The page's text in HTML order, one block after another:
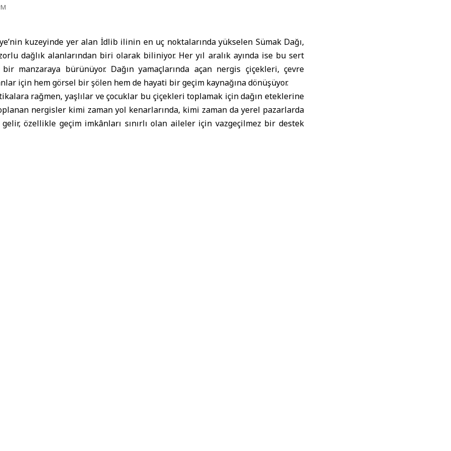
kuzeyinde yer alan İdlib ilinin en uç noktalarında yükselen Sümak Dağı,
dağlık alanlarından biri olarak biliniyor. Her yıl aralık ayında ise bu sert
manzaraya bürünüyor. Dağın yamaçlarında açan nergis çiçekleri, çevre
için hem görsel bir şölen hem de hayati bir geçim kaynağına dönüşüyor.
rağmen, yaşlılar ve çocuklar bu çiçekleri toplamak için dağın eteklerine
nergisler kimi zaman yol kenarlarında, kimi zaman da yerel pazarlarda
gelir, özellikle geçim imkânları sınırlı olan aileler için vazgeçilmez bir destek